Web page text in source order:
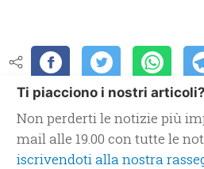
Ti piacciono i nostri articoli?
Non perderti le notizie più
mail alle 19.00 con tutte le
iscrivendoti alla nostra